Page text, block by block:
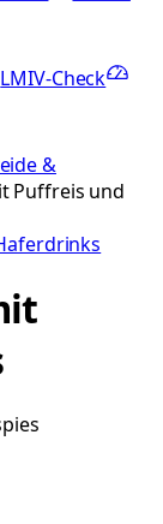
LMIV-Check
&
Puffreis und